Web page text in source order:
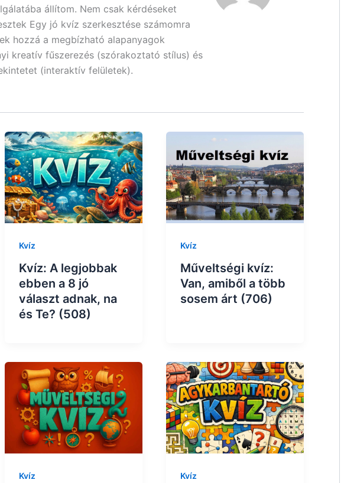
állítom. Nem csak kérdéseket
Egy jó kvíz szerkesztése számomra
hozzá a megbízható alapanyagok
kreatív fűszerezés (szórakoztató stílus) és
(interaktív felületek).
Kvíz
Kvíz: A legjobbak
ebben a 8 jó
választ adnak, na
és Te? (508)
Kvíz
Műveltségi kvíz:
Van, amiből a több
sosem árt (706)
Kvíz Kvíz